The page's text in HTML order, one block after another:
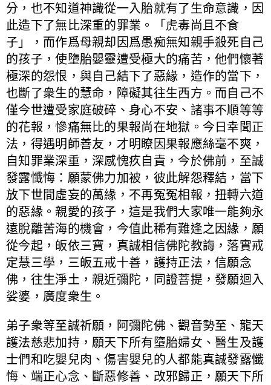
分，也不知道神識從一入胎就有了生命意識，因
此造下了無比深重的罪業。「虎毒尚且不食
子」，而作爲母親却因爲愚痴無知親手殺死自己
的孩子，使墮胎嬰靈遭受極大的痛苦，他們懷著
極深的怨恨，與自己結下了惡緣，造作的當下，
也斷了衆生的慧命，障礙其往生西方。而自己不
僅今世遭受家庭破碎、身心不安、諸事不順等等
的花報，慘痛無比的果報尚在地獄。今日幸聞正
法，得遇明師善友，才明瞭因果報應絲毫不爽，
自知罪業深重，深感愧疚自責，今於佛前，至誠
發露懺悔：願蒙佛力加被，彼此解怨釋結，當下
放下世間虛妄的萬緣，不再冤冤相報，扭轉六道
的惡緣。親愛的孩子，這是我們大家唯一能夠永
遠脫離苦海的機會，今值此稀有難逢之因緣，願
從今起，皈依三寶，真誠相信佛陀教誨，落實戒
定慧三學，三皈五戒十善，護持正法，信願念
佛，往生淨土，親近彌陀，同證菩提，發願迴入
娑婆，廣度衆生。
弟子衆等至誠祈願，阿彌陀佛、觀音勢至、龍天
護法慈悲加持，願天下所有墮胎婦女、醫生及護
士們和吃嬰兒肉、傷害嬰兒的人都能真誠發露懺
悔、端正心念、斷惡修善、改邪歸正，願天下所